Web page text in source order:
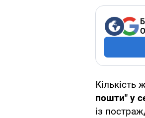
Кількість
пошти" у
із